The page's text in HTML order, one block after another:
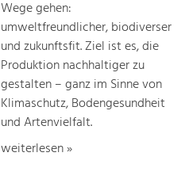
Wege gehen:
umweltfreundlicher, biodiverser
und zukunftsfit. Ziel ist es, die
Produktion nachhaltiger zu
gestalten – ganz im Sinne von
Klimaschutz, Bodengesundheit
und Artenvielfalt.
weiterlesen »